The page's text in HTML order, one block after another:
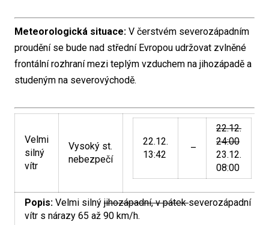
Meteorologická situace: V čerstvém severozápadním
proudění se bude nad střední Evropou udržovat zvlněné
frontální rozhraní mezi teplým vzduchem na jihozápadě a
studeným na severovýchodě.
Velmi
silný
vítr
Vysoký st.
nebezpečí
22.12.
13:42
–
22.12.
24:00
23.12.
08:00
Popis: Velmi silný jihozápadní, v pátekseverozápadní
vítr s nárazy 65 až 90 km/h.